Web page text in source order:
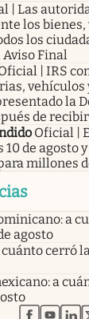
| Las
los bienes,
los
Final
| IRS
vehículos
la
de
Oficial |
10 de agosto
millones
a
agosto
cuánto cerró
a
abre en
abre